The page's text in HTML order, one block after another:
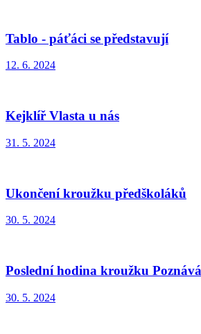
Tablo - páťáci se představují
12. 6. 2024
Kejklíř Vlasta u nás
31. 5. 2024
Ukončení kroužku předškoláků
30. 5. 2024
Poslední hodina kroužku
30. 5. 2024